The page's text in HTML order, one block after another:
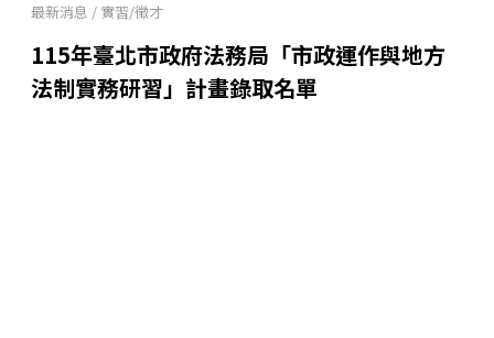
最新消息 / 實習/徵才
115年臺北市政府法務局「市政運作與地方
法制實務研習」計畫錄取名單